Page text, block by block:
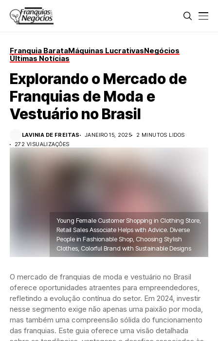
Franquia BarataMáquinas LucrativasNegócios
Últimas Notícias
Explorando o Mercado de
Franquias de Moda e
Vestuário no Brasil
LAVINIA DE FREITAS JANEIRO 15, 2025
2 MINUTOS LIDOS
272 VISUALIZAÇÕES
Young Female Customer Shopping in Clothing Store,
Retail Sales Associate Helps with Advice. Diverse
People in Fashionable Shop, Choosing Stylish
Clothes, Colorful Brand with Sustainable Designs
O mercado de franquias de moda e vestuário no Brasil
oferece oportunidades atraentes para empreendedores,
refletindo a evolução contínua do setor. Em 2024, investir
nesse segmento exige não apenas uma paixão por moda,
mas também uma compreensão sólida do funcionamento
das franquias. Este guia oferece uma visão detalhada